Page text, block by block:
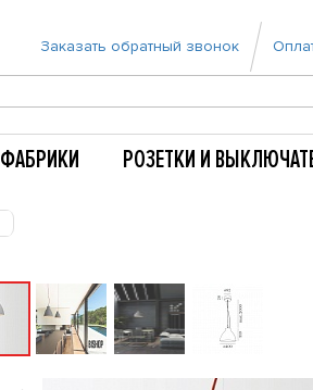
Заказать обратный звонок
ФАБРИКИ РОЗЕТКИ И